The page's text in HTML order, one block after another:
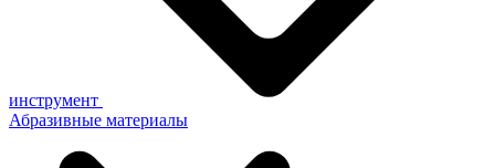
инструмент
Абразивные материалы